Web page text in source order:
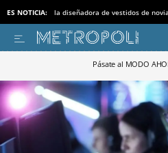
ES NOTICIA: la diseñadora de vestidos de
Pásate al MODO